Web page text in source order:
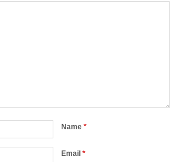
Name*
Email*